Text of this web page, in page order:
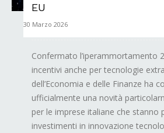
EU
30 Marzo 2026
Confermato l’iperammortamento
incentivi anche per tecnologie
dell’Economia e delle Finanze ha
ufficialmente una novità
per le imprese italiane che stanno
investimenti in innovazione